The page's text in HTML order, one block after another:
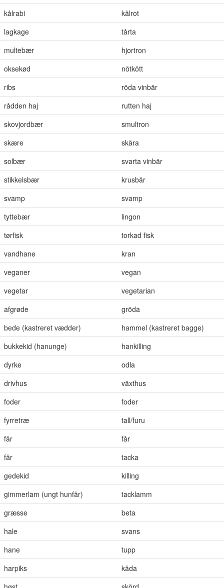
kålrabi
kålrot
lagkage
tårta
multebær
hjortron
oksekød
nötkött
ribs
röda vinbär
rådden haj
rutten haj
skovjordbær
smultron
skære
skära
solbær
svarta vinbär
stikkelsbær
krusbär
svamp
svamp
tyttebær
lingon
tørfisk
torkad fisk
vandhane
kran
veganer
vegan
vegetar
vegetarian
afgrøde
gröda
bede (kastreret vædder)
hammel (kastreret bagge)
bukkekid (hanunge)
hankilling
dyrke
odla
drivhus
växthus
foder
foder
fyrretræ
tall/furu
får
får
får
tacka
gedekid
killing
gimmerlam (ungt hunfår)
tacklamm
græsse
beta
hale
svans
hane
tupp
harpiks
kåda